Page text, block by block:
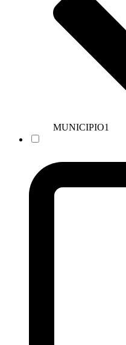
MUNICIPIO1